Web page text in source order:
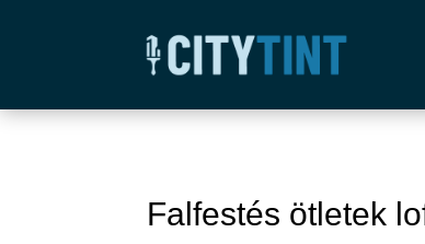
Falfestés ötletek